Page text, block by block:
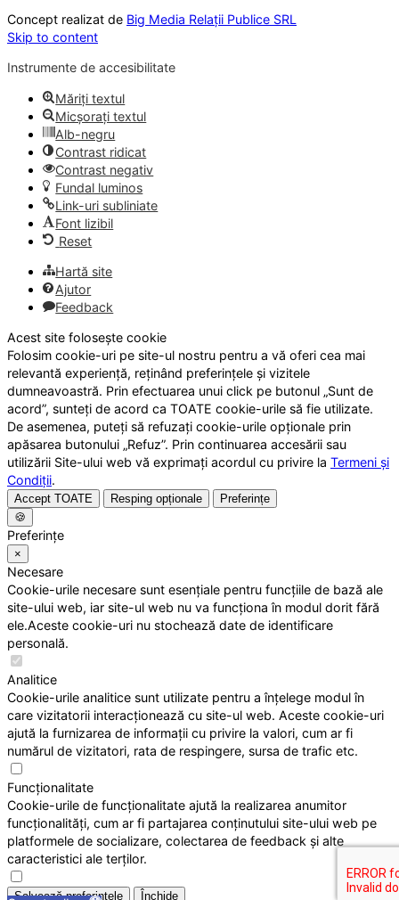
Concept realizat de Big Media Relații Publice SRL
Skip to content
Instrumente de accesibilitate
Măriți textul
Micșorați textul
Alb-negru
Contrast ridicat
Contrast negativ
Fundal luminos
Link-uri subliniate
Font lizibil
Reset
Hartă site
Ajutor
Feedback
Acest site folosește cookie
Folosim cookie-uri pe site-ul nostru pentru a vă oferi cea mai
relevantă experiență, reținând preferințele și vizitele
dumneavoastră. Prin efectuarea unui click pe butonul „Sunt de
acord”, sunteți de acord ca TOATE cookie-urile să fie utilizate.
De asemenea, puteți să refuzați cookie-urile opționale prin
apăsarea butonului „Refuz”. Prin continuarea accesării sau
utilizării Site-ului web vă exprimați acordul cu privire la Termeni și
Condiții.
Accept TOATE Resping opționale
Preferințe
🍪
Preferințe
×
Necesare
Cookie-urile necesare sunt esențiale pentru funcțiile de bază ale
site-ului web, iar site-ul web nu va funcționa în modul dorit fără
ele.Aceste cookie-uri nu stochează date de identificare
personală.
Analitice
Cookie-urile analitice sunt utilizate pentru a înțelege modul în
care vizitatorii interacționează cu site-ul web. Aceste cookie-uri
ajută la furnizarea de informații cu privire la valori, cum ar fi
numărul de vizitatori, rata de respingere, sursa de trafic etc.
Funcționalitate
Cookie-urile de funcționalitate ajută la realizarea anumitor
funcționalități, cum ar fi partajarea conținutului site-ului web pe
platformele de socializare, colectarea de feedback și alte
caracteristici ale terților.
Salvează preferințele Închide